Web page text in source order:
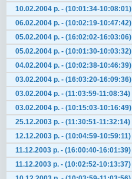
10.02.2004 р. - (10:01:34-10:08:01)
06.02.2004 р. - (10:02:19-10:47:42)
05.02.2004 р. - (16:02:02-16:03:06)
05.02.2004 р. - (10:01:30-10:03:32)
04.02.2004 р. - (10:02:38-10:46:39)
03.02.2004 р. - (16:03:20-16:09:36)
03.02.2004 р. - (11:03:59-11:08:34)
03.02.2004 р. - (10:15:03-10:16:49)
25.12.2003 р. - (11:30:51-11:32:14)
12.12.2003 р. - (10:04:59-10:59:11)
11.12.2003 р. - (16:00:40-16:01:39)
11.12.2003 р. - (10:02:52-10:13:37)